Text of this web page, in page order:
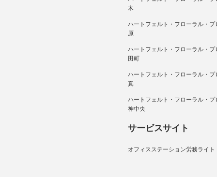
木
ハートフェルト・フローラル・プ
原
ハートフェルト・フローラル・プ
田町
ハートフェルト・フローラル・プ
真
ハートフェルト・フローラル・プ
神中央
サービスサイト
オフィスステーション労務ライト